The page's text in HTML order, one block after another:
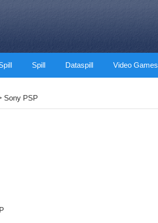
Spill Dataspill Video Games
Sony PSP